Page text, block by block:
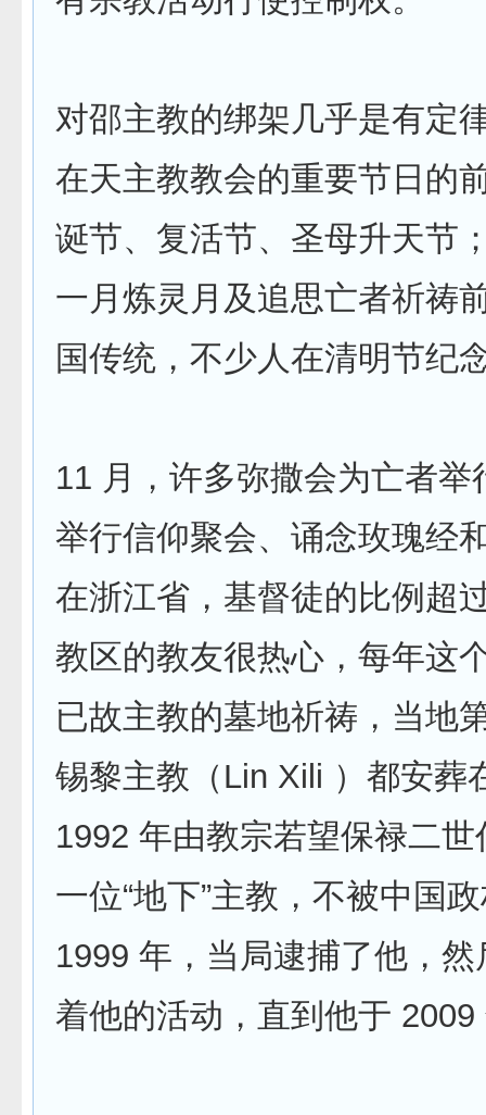
对邵主教的绑架几乎是有定
在天主教教会的重要节日的
诞节、复活节、圣母升天节
一月炼灵月及追思亡者祈祷
国传统，不少人在清明节纪
11 月，许多弥撒会为亡者举
举行信仰聚会、诵念玫瑰经
在浙江省，基督徒的比例超
教区的教友很热心，每年这
已故主教的墓地祈祷，当地
锡黎主教（Lin Xili ）都安葬
1992 年由教宗若望保禄二
一位“地下”主教，不被中国
1999 年，当局逮捕了他，
着他的活动，直到他于 2009